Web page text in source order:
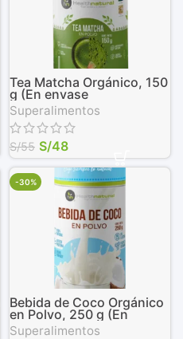
Tea Matcha Orgánico, 150
g (En envase
biodegradable)
Superalimentos
S/55 S/48
-30%
Bebida de Coco Orgánico
en Polvo, 250 g (En
envase biodegradable)
Superalimentos